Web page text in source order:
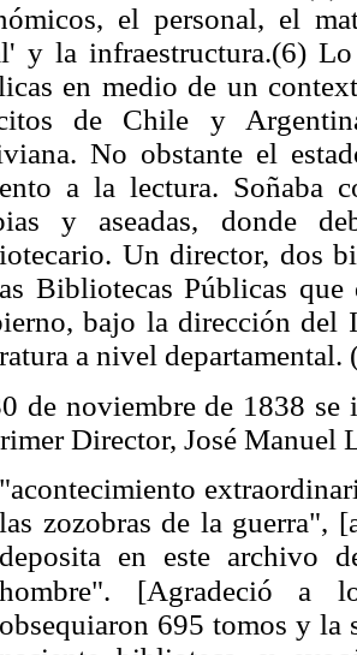
el personal, el
y la infraestructura.(6)
en medio de un
de Chile y
No obstante el
a la lectura. Soñaba
y aseadas, donde
Un director, dos
Bibliotecas Públicas
bajo la dirección del
a nivel departamental.
de noviembre de 1838
Director, José Manuel
"acontecimiento
las zozobras de la guerra",
deposita en este archivo
hombre". [Agradeció a
obsequiaron 695 tomos y la